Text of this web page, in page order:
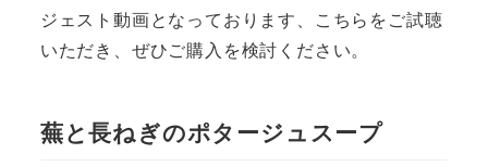
ジェスト動画となっております、こちらをご試聴
いただき、ぜひご購入を検討ください。
蕪と長ねぎのポタージュスープ